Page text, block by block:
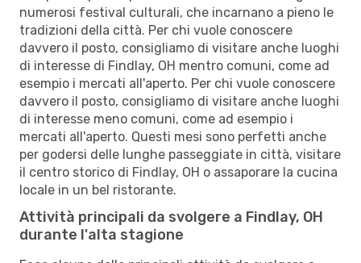
numerosi festival culturali, che incarnano a pieno le
tradizioni della città. Per chi vuole conoscere
davvero il posto, consigliamo di visitare anche luoghi
di interesse di Findlay, OH mentro comuni, come ad
esempio i mercati all'aperto. Per chi vuole conoscere
davvero il posto, consigliamo di visitare anche luoghi
di interesse meno comuni, come ad esempio i
mercati all'aperto. Questi mesi sono perfetti anche
per godersi delle lunghe passeggiate in città, visitare
il centro storico di Findlay, OH o assaporare la cucina
locale in un bel ristorante.
Attività principali da svolgere a Findlay, OH
durante l'alta stagione